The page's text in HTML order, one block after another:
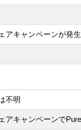
アキャンペーンが発
不明
アキャンペーンで